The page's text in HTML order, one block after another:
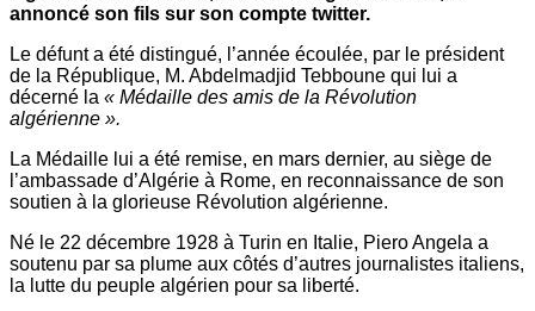
annoncé son fils sur son compte twitter.
Le défunt a été distingué, l’année écoulée, par le président
de la République, M. Abdelmadjid Tebboune qui lui a
décerné la « Médaille des amis de la Révolution
algérienne ».
La Médaille lui a été remise, en mars dernier, au siège de
l’ambassade d’Algérie à Rome, en reconnaissance de son
soutien à la glorieuse Révolution algérienne.
Né le 22 décembre 1928 à Turin en Italie, Piero Angela a
soutenu par sa plume aux côtés d’autres journalistes italiens,
la lutte du peuple algérien pour sa liberté.